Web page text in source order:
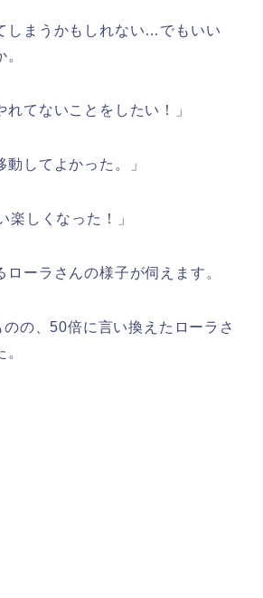
しまうかもしれない…でもいい
れてないことをしたい！」
動してよかった。」
楽しくなった！」
ローラさんの様子が伺えます。
の、50倍に言い換えたローラさ